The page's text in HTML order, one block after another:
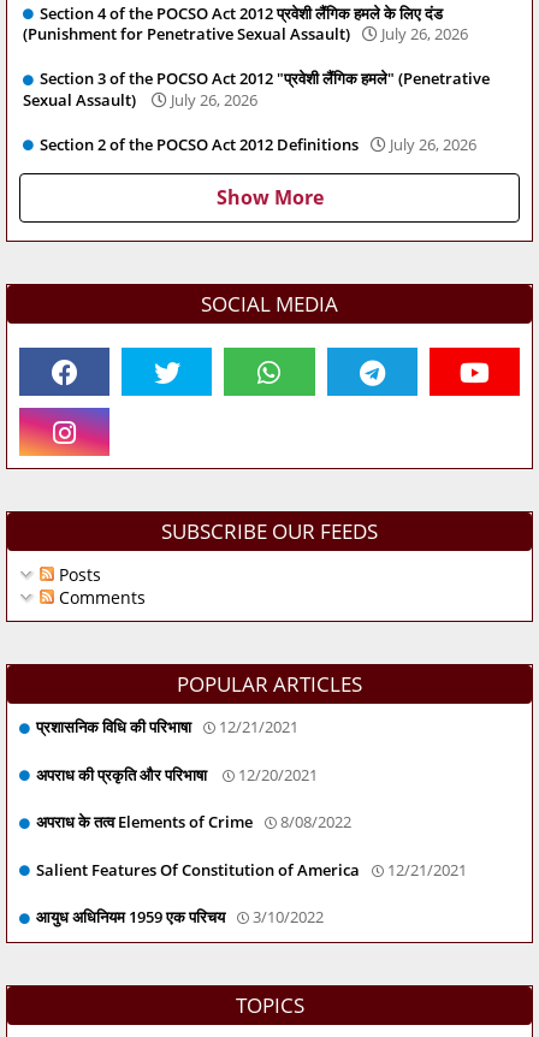
Section 4 of the POCSO Act 2012 प्रवेशी लैंगिक हमले के लिए दंड
(Punishment for Penetrative Sexual Assault)
July 26, 2026
Section 3 of the POCSO Act 2012 "प्रवेशी लैंगिक हमले" (Penetrative
Sexual Assault)
July 26, 2026
Section 2 of the POCSO Act 2012 Definitions July 26, 2026
Show More
SOCIAL MEDIA
SUBSCRIBE OUR FEEDS
Posts
Comments
POPULAR ARTICLES
प्रशासनिक विधि की परिभाषा 12/21/2021
अपराध की प्रकृति और परिभाषा 12/20/2021
अपराध के तत्व Elements of Crime 8/08/2022
Salient Features Of Constitution of America 12/21/2021
आयुध अधिनियम 1959 एक परिचय 3/10/2022
TOPICS